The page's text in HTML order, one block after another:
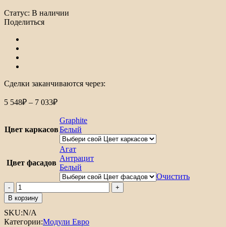
Статус: В наличии
Поделиться
Сделки заканчиваются через:
5 548₽ – 7 033₽Диапазон
5
548₽
7
033₽
Цвет каркасов
Graphite
Белый
Цвет фасадов
Агат
Антрацит
Белый
Очистить
Количество
товара
Шкаф
нижний
с
В корзину
SKU:N/A
Категории:Модули Евро